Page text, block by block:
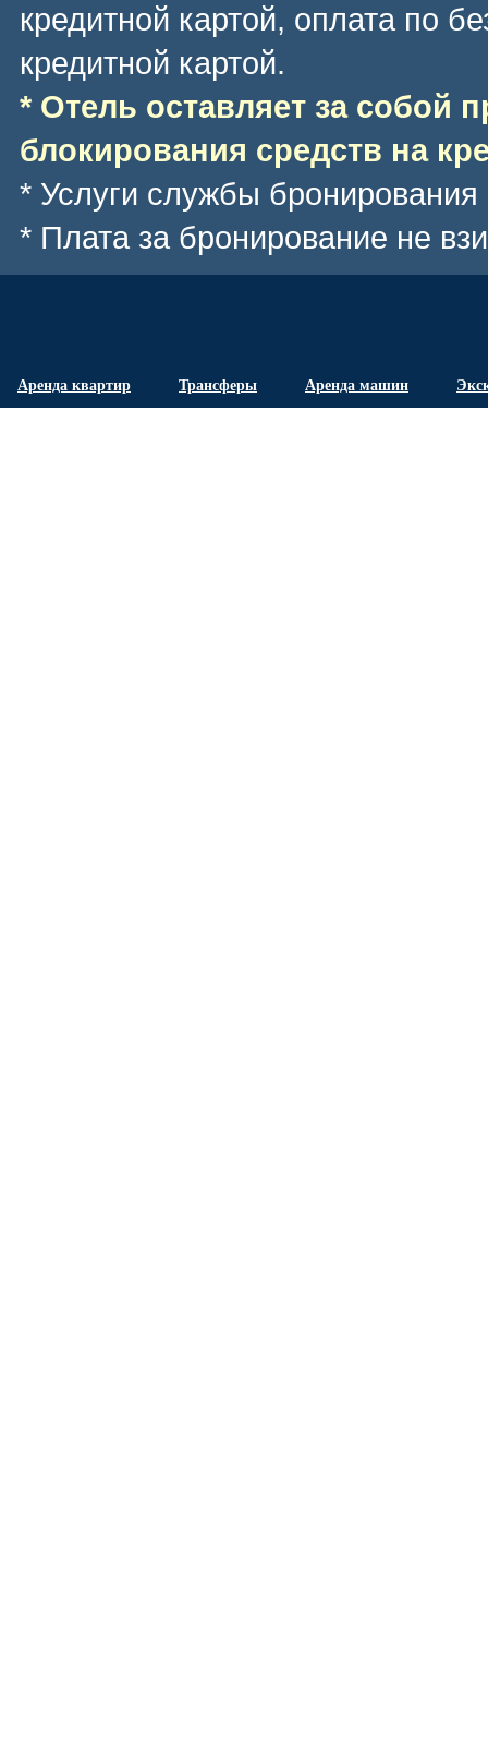
кредитной картой, оплата по
кредитной картой.
* Отель оставляет за собой
блокирования средств на
* Услуги службы
* Плата за бронирование не
Аренда квартир Трансферы Аренда машин